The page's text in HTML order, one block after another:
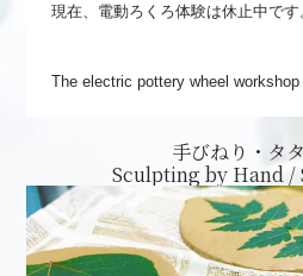
現在、電動ろくろ体験は休止中です
The electric pottery wheel
手びねり・タ
Sculpting by Hand /